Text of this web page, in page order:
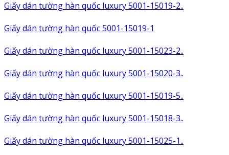
Giấy dán tường hàn quốc luxury 5001-15019-2..
Giấy dán tường hàn quốc 5001-15019-1
Giấy dán tường hàn quốc luxury 5001-15023-2..
Giấy dán tường hàn quốc luxury 5001-15020-3..
Giấy dán tường hàn quốc luxury 5001-15019-5..
Giấy dán tường hàn quốc luxury 5001-15018-3..
Giấy dán tường hàn quốc luxury 5001-15025-1..